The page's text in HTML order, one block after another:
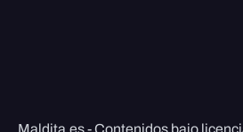
Maldita.es - Contenidos bajo